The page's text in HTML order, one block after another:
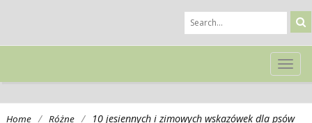
Home / Różne / 10 jesiennych i zimowych wskazówek dla psów